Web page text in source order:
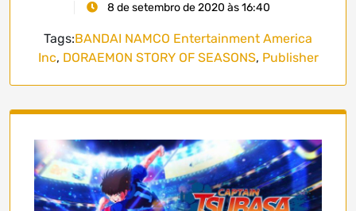
8 de setembro de 2020 às 16:40
Tags:BANDAI NAMCO Entertainment America
Inc, DORAEMON STORY OF SEASONS, Publisher